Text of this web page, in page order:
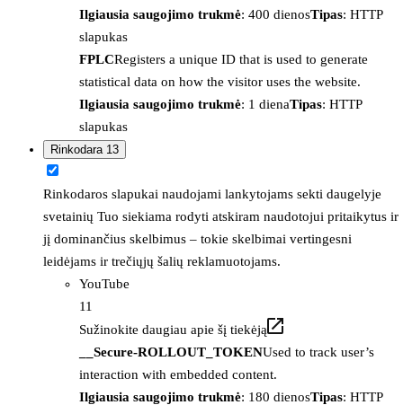
Ilgiausia saugojimo trukmė: 400 dienosTipas: HTTP
slapukas
FPLCRegisters a unique ID that is used to generate
statistical data on how the visitor uses the website.
Ilgiausia saugojimo trukmė: 1 dienaTipas: HTTP
slapukas
Rinkodara 13
Rinkodaros slapukai naudojami lankytojams sekti daugelyje
svetainių Tuo siekiama rodyti atskiram naudotojui pritaikytus ir
jį dominančius skelbimus – tokie skelbimai vertingesni
leidėjams ir trečiųjų šalių reklamuotojams.
YouTube
11
Sužinokite daugiau apie šį tiekėją
__Secure-ROLLOUT_TOKENUsed to track user’s
interaction with embedded content.
Ilgiausia saugojimo trukmė: 180 dienosTipas: HTTP